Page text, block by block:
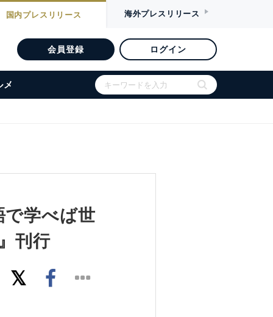
国内プレスリリース 海外プレスリリース
会員登録 ログイン
メ
で学べば世
刊行